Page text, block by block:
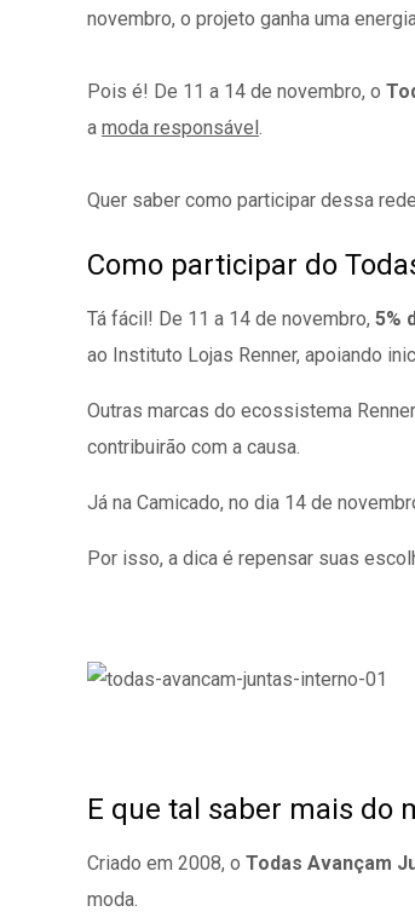
novembro, o projeto ganha uma
Pois é! De 11 a 14 de novembro, o
a moda responsável.
Quer saber como participar dessa
Como participar do
Tá fácil! De 11 a 14 de novembro, 5%
ao Instituto Lojas Renner, apoiando
Outras marcas do ecossistema
contribuirão com a causa.
Já na Camicado, no dia 14 de
Por isso, a dica é repensar suas
E que tal saber mais do
Criado em 2008, o Todas Avançam
moda.